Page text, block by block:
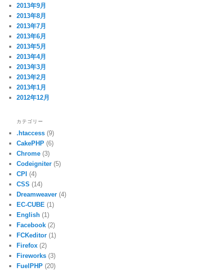
2013年9月
2013年8月
2013年7月
2013年6月
2013年5月
2013年4月
2013年3月
2013年2月
2013年1月
2012年12月
カテゴリー
.htaccess (9)
CakePHP (6)
Chrome (3)
Codeigniter (5)
CPI (4)
CSS (14)
Dreamweaver (4)
EC-CUBE (1)
English (1)
Facebook (2)
FCKeditor (1)
Firefox (2)
Fireworks (3)
FuelPHP (20)